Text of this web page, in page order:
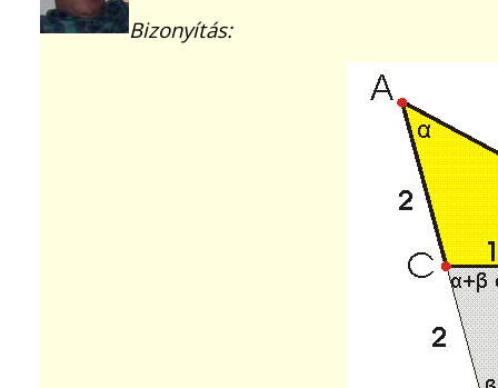
Bizonyítás: